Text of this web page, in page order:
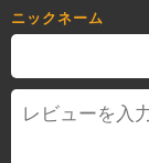
ニックネーム